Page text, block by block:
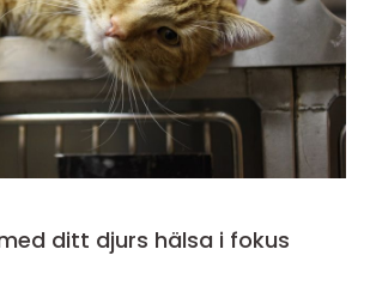
ditt djurs hälsa i fokus